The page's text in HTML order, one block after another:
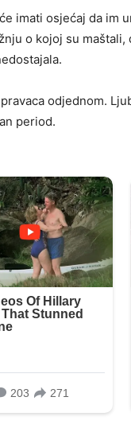
imati osjećaj da im
o kojoj su
odjednom.
period.